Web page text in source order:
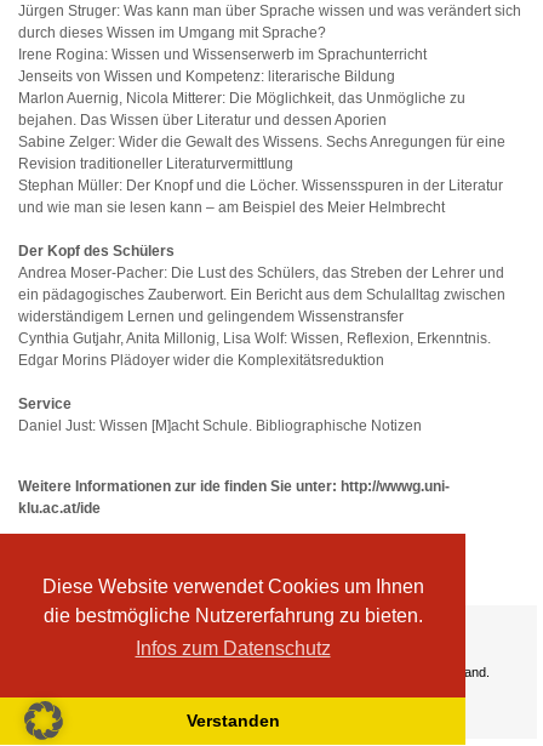
Diese Website verwendet Cookies um Ihnen
die bestmögliche Nutzererfahrung zu bieten.
Infos zum Datenschutz
Verstanden
Jürgen Struger: Was kann man über Sprache wissen und was verändert sich
durch dieses Wissen im Umgang mit Sprache?
Irene Rogina: Wissen und Wissenserwerb im Sprachunterricht
Jenseits von Wissen und Kompetenz: literarische Bildung
Marlon Auernig, Nicola Mitterer: Die Möglichkeit, das Unmögliche zu
bejahen. Das Wissen über Literatur und dessen Aporien
Sabine Zelger: Wider die Gewalt des Wissens. Sechs Anregungen für eine
Revision traditioneller Literaturvermittlung
Stephan Müller: Der Knopf und die Löcher. Wissensspuren in der Literatur
und wie man sie lesen kann – am Beispiel des Meier Helmbrecht
Der Kopf des Schülers
Andrea Moser-Pacher: Die Lust des Schülers, das Streben der Lehrer und
ein pädagogisches Zauberwort. Ein Bericht aus dem Schulalltag zwischen
widerständigem Lernen und gelingendem Wissenstransfer
Cynthia Gutjahr, Anita Millonig, Lisa Wolf: Wissen, Reflexion, Erkenntnis.
Edgar Morins Plädoyer wider die Komplexitätsreduktion
Service
Daniel Just: Wissen [M]acht Schule. Bibliographische Notizen
Weitere Informationen zur ide finden Sie unter: http://wwwg.uni-
klu.ac.at/ide
Wir liefern kostenlos ab EUR 50,- Bestellwert nach Österreich und Deutschland.
Wir akzeptieren Kreditkarte, PayPal, Sofortüberweisung